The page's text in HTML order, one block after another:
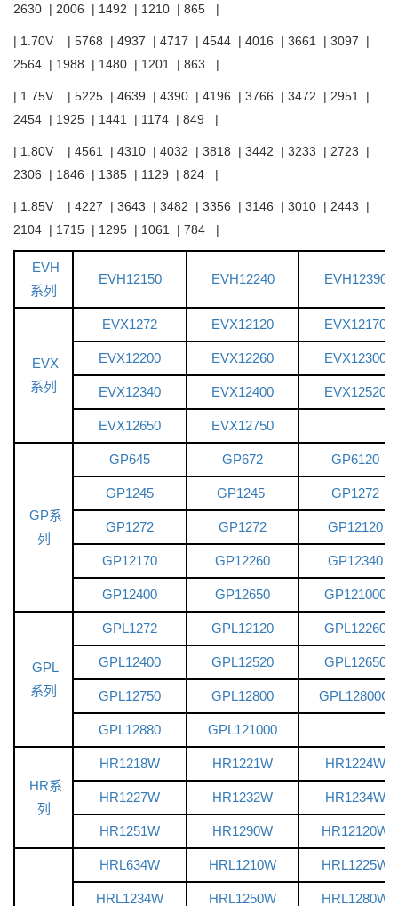
2630 | 2006 | 1492 | 1210 | 865 |
| 1.70V | 5768 | 4937 | 4717 | 4544 | 4016 | 3661 | 3097 |
2564 | 1988 | 1480 | 1201 | 863 |
| 1.75V | 5225 | 4639 | 4390 | 4196 | 3766 | 3472 | 2951 |
2454 | 1925 | 1441 | 1174 | 849 |
| 1.80V | 4561 | 4310 | 4032 | 3818 | 3442 | 3233 | 2723 |
2306 | 1846 | 1385 | 1129 | 824 |
| 1.85V | 4227 | 3643 | 3482 | 3356 | 3146 | 3010 | 2443 |
2104 | 1715 | 1295 | 1061 | 784 |
EVH
系列
EVH12150 EVH12240 EVH12390
EVX
系列
EVX1272 EVX12120 EVX12170
EVX12200 EVX12260 EVX12300
EVX12340 EVX12400 EVX12520
EVX12650 EVX12750
GP系
列
GP645 GP672 GP6120
GP1245 GP1245 GP1272
GP1272 GP1272 GP12120
GP12170 GP12260 GP12340
GP12400 GP12650 GP121000
GPL
系列
GPL1272 GPL12120 GPL12260
GPL12400 GPL12520 GPL12650
GPL12750 GPL12800 GPL12800G
GPL12880 GPL121000
HR系
列
HR1218W HR1221W HR1224W
HR1227W HR1232W HR1234W
HR1251W HR1290W HR12120W
HRL634W HRL1210W HRL1225W
HRL1234W HRL1250W HRL1280W